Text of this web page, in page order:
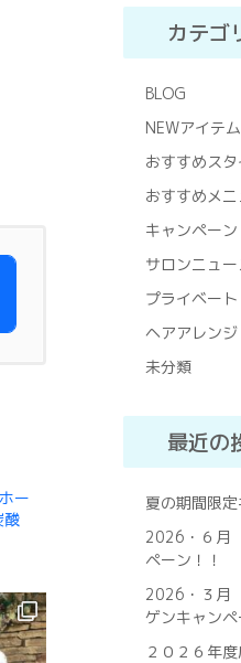
ー
酸
カテゴ
BLOG
NEWアイテム
おすすめス
おすすめメニ
キャンペーン
サロンニュー
プライベート
ヘアアレンジ
未分類
最近の
夏の期間限定
2026・６
ペーン！！
2026・３
ゲンキャンペ
２０２６年